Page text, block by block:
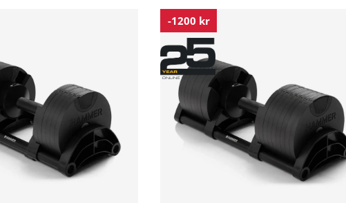
variation, kvalitet och enkelhet i din hemmaträning – utan att
-1200 kr